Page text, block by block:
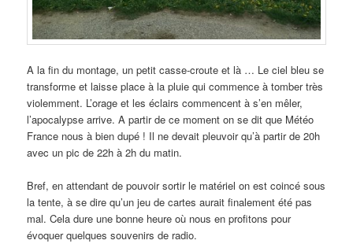
A la fin du montage, un petit casse-croute et là … Le ciel bleu se
transforme et laisse place à la pluie qui commence à tomber très
violemment. L’orage et les éclairs commencent à s’en mêler,
l’apocalypse arrive. A partir de ce moment on se dit que Météo
France nous à bien dupé ! Il ne devait pleuvoir qu’à partir de 20h
avec un pic de 22h à 2h du matin.
Bref, en attendant de pouvoir sortir le matériel on est coincé sous
la tente, à se dire qu’un jeu de cartes aurait finalement été pas
mal. Cela dure une bonne heure où nous en profitons pour
évoquer quelques souvenirs de radio.